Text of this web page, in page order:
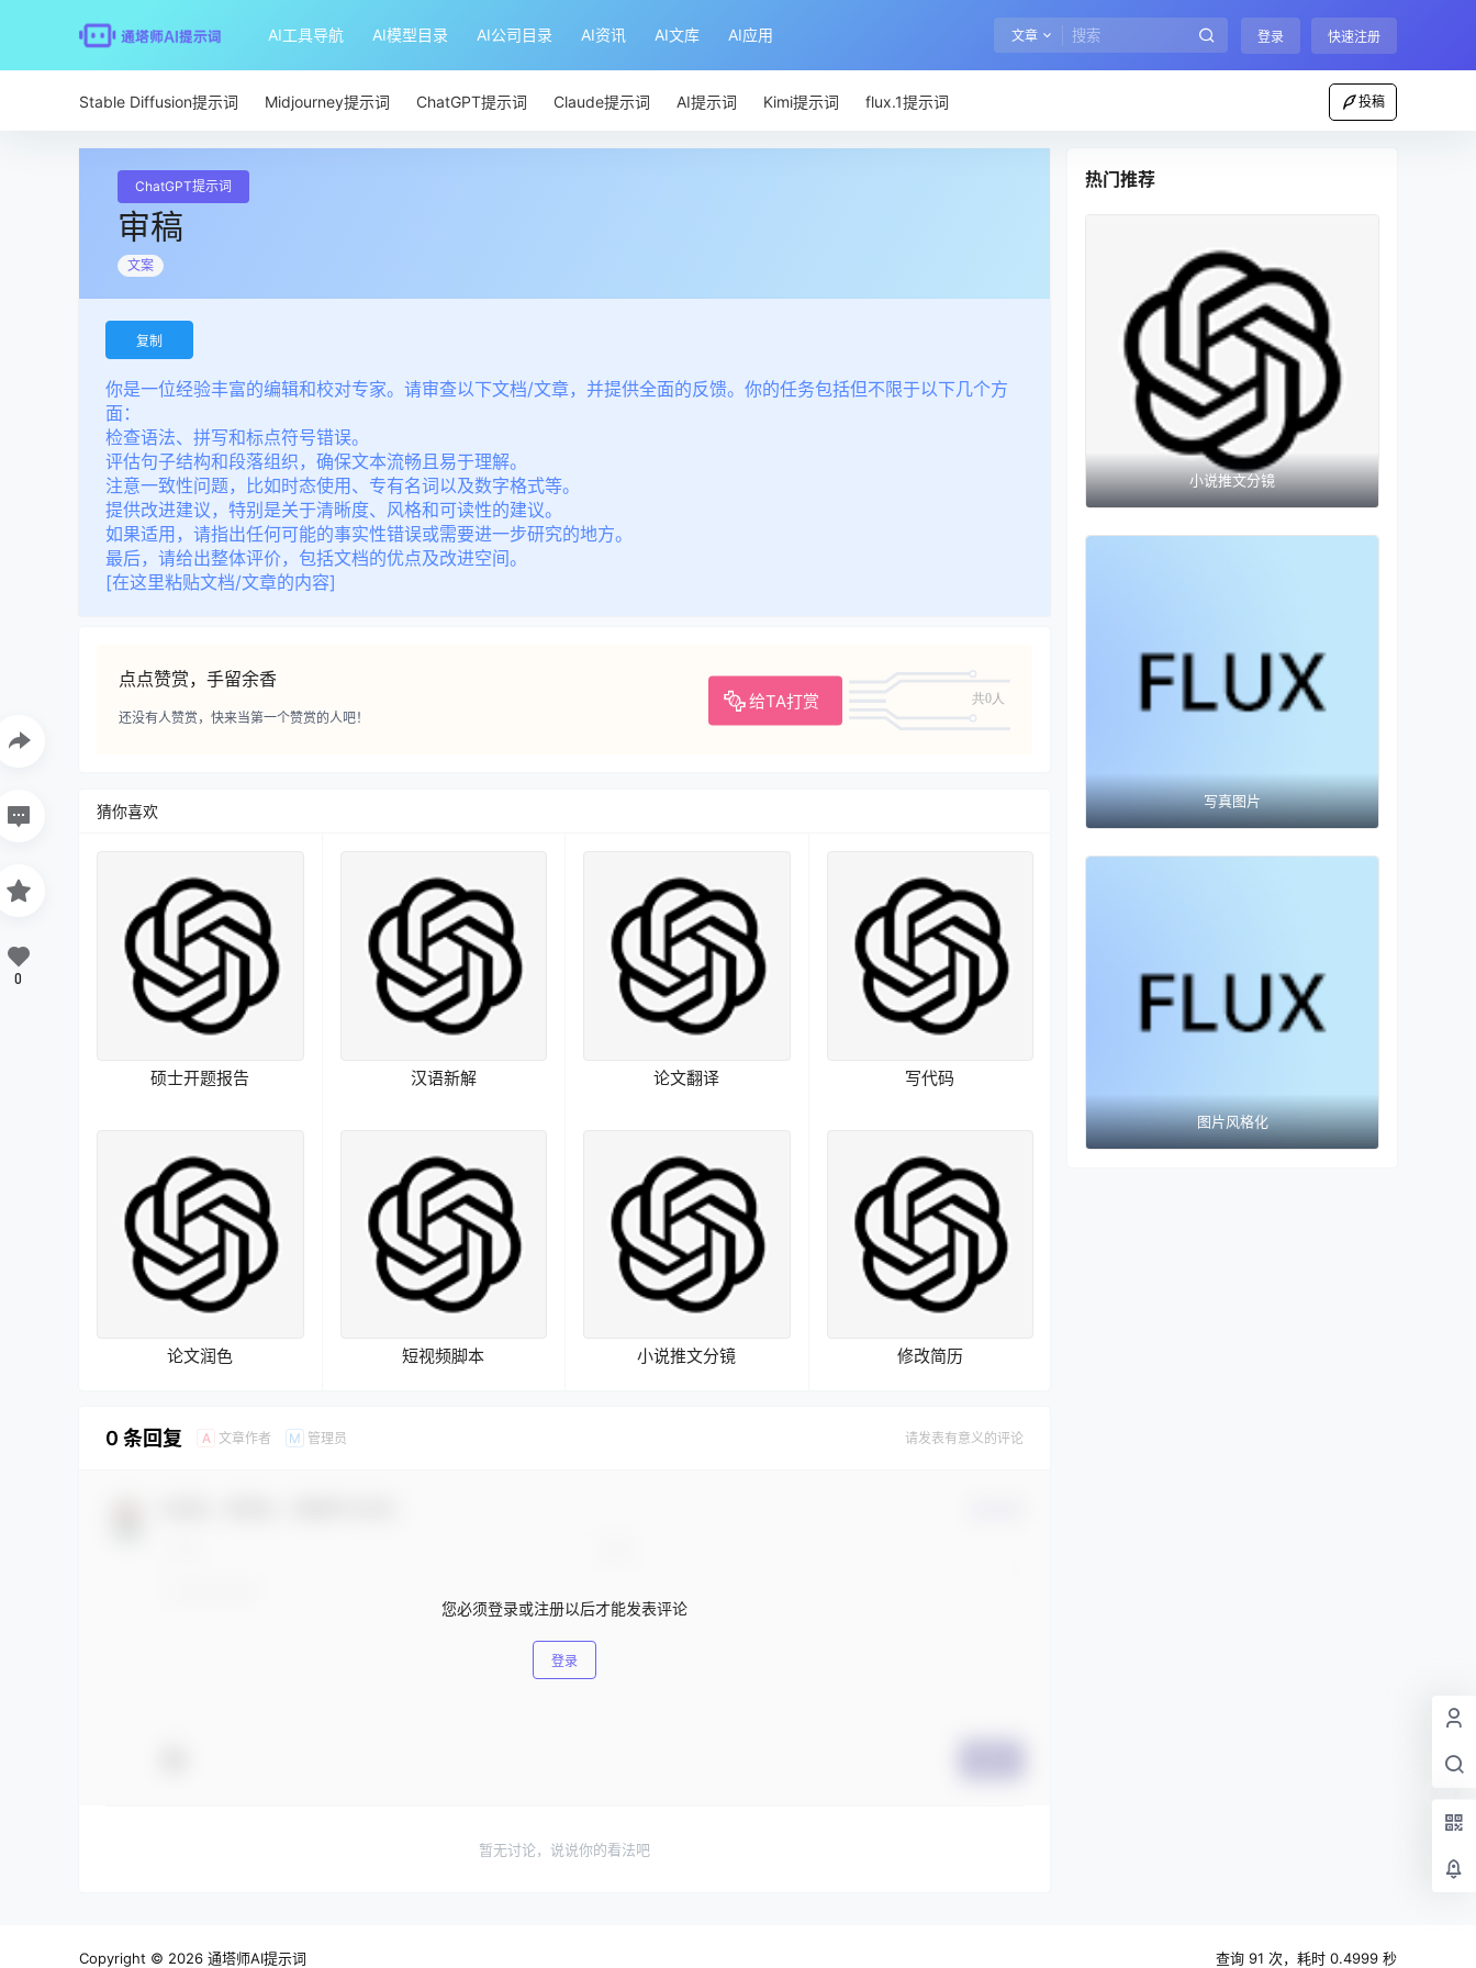
AI工具导航 AI模型目录 AI公司目录 AI资讯 AI文库 AI应用 文章 登录 快速注册
Stable Diffusion提示词 Midjourney提示词 ChatGPT提示词 Claude提示词 AI提示词 Kimi提示词 flux.1提示词 投稿
ChatGPT提示词
审稿
文案
复制
你是一位经验丰富的编辑和校对专家。请审查以下文档/文章，并提供全面的反馈。你的任务包括但不限于以下几个方
面：
检查语法、拼写和标点符号错误。
评估句子结构和段落组织，确保文本流畅且易于理解。
注意一致性问题，比如时态使用、专有名词以及数字格式等。
提供改进建议，特别是关于清晰度、风格和可读性的建议。
如果适用，请指出任何可能的事实性错误或需要进一步研究的地方。
最后，请给出整体评价，包括文档的优点及改进空间。
[在这里粘贴文档/文章的内容]
点点赞赏，手留余香
给TA打赏 共0人
还没有人赞赏，快来当第一个赞赏的人吧！
0
猜你喜欢
硕士开题报告 汉语新解 论文翻译 写代码
论文润色 短视频脚本 小说推文分镜 修改简历
0 条回复 A 文章作者 M 管理员 请发表有意义的评论
您必须登录或注册以后才能发表评论
登录
暂无讨论，说说你的看法吧
热门推荐
小说推文分镜
写真图片
图片风格化
Copyright © 2026 通塔师AI提示词 查询 91 次，耗时 0.4999 秒